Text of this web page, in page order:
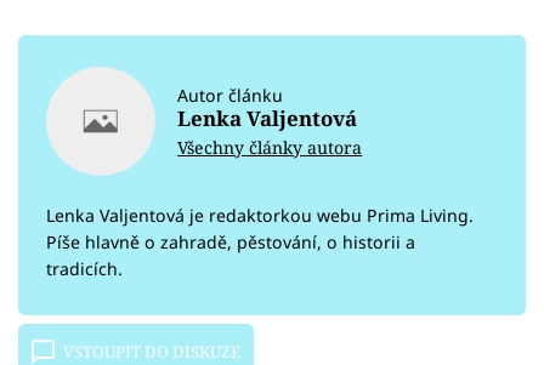
Autor článku
Lenka Valjentová
Všechny články autora
Lenka Valjentová je redaktorkou webu Prima Living.
Píše hlavně o zahradě, pěstování, o historii a
tradicích.
VSTOUPIT DO DISKUZE